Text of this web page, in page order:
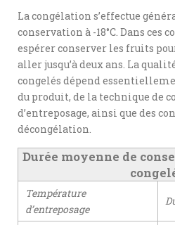
La congélation s’effectue
conservation à -18°C. Dans ces
espérer conserver les fruits
aller jusqu’à deux ans. La
congelés dépend
du produit, de la technique de
d’entreposage, ainsi que des
décongélation.
Durée moyenne de
Température
d’entreposage